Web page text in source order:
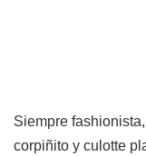
Siempre
corpiñito y culotte